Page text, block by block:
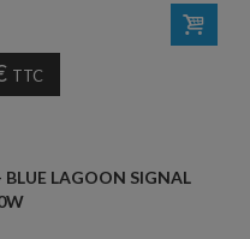
TTC
BLUE LAGOON SIGNAL